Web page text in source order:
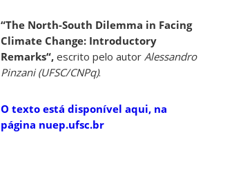
“The North-South Dilemma in Facing
Climate Change: Introductory
Remarks“, escrito pelo autor Alessandro
Pinzani (UFSC/CNPq).
O texto está disponível aqui, na
página nuep.ufsc.br